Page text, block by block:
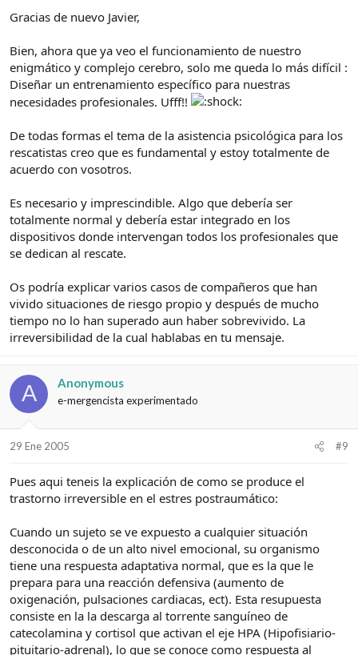
Gracias de nuevo Javier,
Bien, ahora que ya veo el funcionamiento de nuestro
enigmático y complejo cerebro, solo me queda lo más difícil :
Diseñar un entrenamiento específico para nuestras
necesidades profesionales. Ufff!!
De todas formas el tema de la asistencia psicológica para los
rescatistas creo que es fundamental y estoy totalmente de
acuerdo con vosotros.
Es necesario y imprescindible. Algo que debería ser
totalmente normal y debería estar integrado en los
dispositivos donde intervengan todos los profesionales que
se dedican al rescate.
Os podría explicar varios casos de compañeros que han
vivido situaciones de riesgo propio y después de mucho
tiempo no lo han superado aun haber sobrevivido. La
irreversibilidad de la cual hablabas en tu mensaje.
A Anonymous
e-mergencista experimentado
29 Ene 2005 #9
Pues aqui teneis la explicación de como se produce el
trastorno irreversible en el estres postraumático:
Cuando un sujeto se ve expuesto a cualquier situación
desconocida o de un alto nivel emocional, su organismo
tiene una respuesta adaptativa normal, que es la que le
prepara para una reacción defensiva (aumento de
oxigenación, pulsaciones cardiacas, ect). Esta resupuesta
consiste en la la descarga al torrente sanguíneo de
catecolamina y cortisol que activan el eje HPA (Hipofisiario-
pituitario-adrenal), lo que se conoce como respuesta al